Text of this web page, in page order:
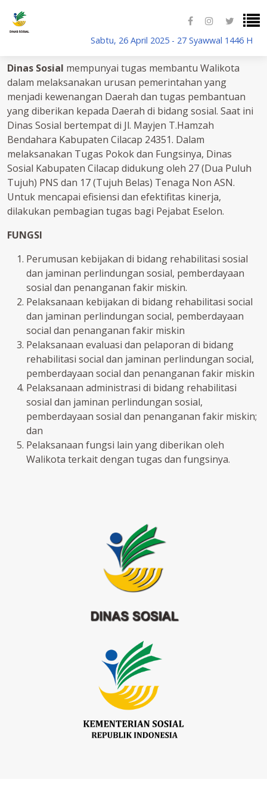
Sabtu, 26 April 2025 - 27 Syawwal 1446 H
DINAS SOSIAL - Cilacap
Dinas Sosial mempunyai tugas membantu Walikota
dalam melaksanakan urusan pemerintahan yang
menjadi kewenangan Daerah dan tugas pembantuan
yang diberikan kepada Daerah di bidang sosial. Saat ini
Dinas Sosial bertempat di Jl. Mayjen T.Hamzah
Bendahara Kabupaten Cilacap 24351. Dalam
melaksanakan Tugas Pokok dan Fungsinya, Dinas
Sosial Kabupaten Cilacap didukung oleh 27 (Dua Puluh
Tujuh) PNS dan 17 (Tujuh Belas) Tenaga Non ASN.
Untuk mencapai efisiensi dan efektifitas kinerja,
dilakukan pembagian tugas bagi Pejabat Eselon.
FUNGSI
Perumusan kebijakan di bidang rehabilitasi sosial
dan jaminan perlindungan sosial, pemberdayaan
sosial dan penanganan fakir miskin.
Pelaksanaan kebijakan di bidang rehabilitasi social
dan jaminan perlindungan social, pemberdayaan
social dan penanganan fakir miskin
Pelaksanaan evaluasi dan pelaporan di bidang
rehabilitasi social dan jaminan perlindungan social,
pemberdayaan social dan penanganan fakir miskin
Pelaksanaan administrasi di bidang rehabilitasi
sosial dan jaminan perlindungan sosial,
pemberdayaan sosial dan penanganan fakir miskin;
dan
Pelaksanaan fungsi lain yang diberikan oleh
Walikota terkait dengan tugas dan fungsinya.